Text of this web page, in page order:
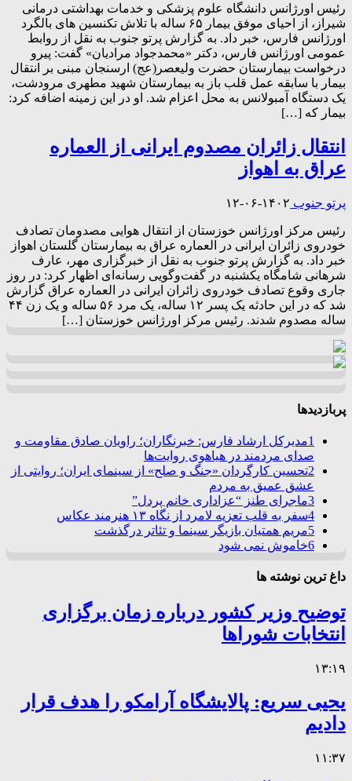
رئیس اورژانس دانشگاه علوم پزشکی و خدمات بهداشتی درمانی
شیراز، از احیای موفق بیمار ۶۵ ساله با تلاش تکنسین های بالگرد
اورژانس فارس، خبر داد. به گزارش پرتو جنوب به نقل از روابط
عمومی اورژانس فارس، دکتر «محمدجواد مرادیان» گفت: پیرو
درخواست بیمارستان حضرت ولیعصر(عج) ارسنجان مبنی بر انتقال
بیمار با سابقه عمل قلب باز به بیمارستان شهید مطهری مرودشت،
یک دستگاه آمبولانس به محل اعزام شد. او در این زمینه اضافه کرد:
بیمار که […]
انتقال زائران مصدوم ایرانی از العماره
عراق به اهواز
پرتو جنوب ۱۴۰۲-۰۶-۱۲
رئیس مرکز اورژانس خوزستان از انتقال هوایی مصدومان تصادف
خودروی زائران ایرانی در العماره عراق به بیمارستان گلستان اهواز
خبر داد. به گزارش پرتو جنوب به نقل از خبرگزاری مهر، عارف
شرهانی شامگاه یکشنبه در گفت‌وگویی رسانه‌ای اظهار کرد: در روز
جاری وقوع تصادف خودروی زائران ایرانی در العماره عراق گزارش
شد که در این حادثه یک پسر ۱۲ ساله، یک مرد ۵۶ ساله و یک زن ۴۴
ساله مصدوم شدند. رئیس مرکز اورژانس خوزستان […]
پربازدیدها
1مدیرکل ارشاد فارس: خبرنگاران؛ راویان صادق مقاومت و
صدای مردمند در هیاهوی روایت‌ها
2تحسین کارگردان «جنگ و صلح» از سینمای ایران؛ روایتی از
عشق عمیق به مردم
3ماجرای طنز “عزاداری خانم پردل”
4سفر به قلب تعزیه لامرد از نگاه ۱۳ هنرمند عکاس
5مریم همتیان بازیگر سینما و تئاتر درگذشت
6خاموش نمی شود
داغ ترین نوشته ها
توضیح وزیر کشور درباره زمان برگزاری
انتخابات شوراها
۱۳:۱۹
یحیی سریع: پالایشگاه آرامکو را هدف قرار
دادیم
۱۱:۳۷